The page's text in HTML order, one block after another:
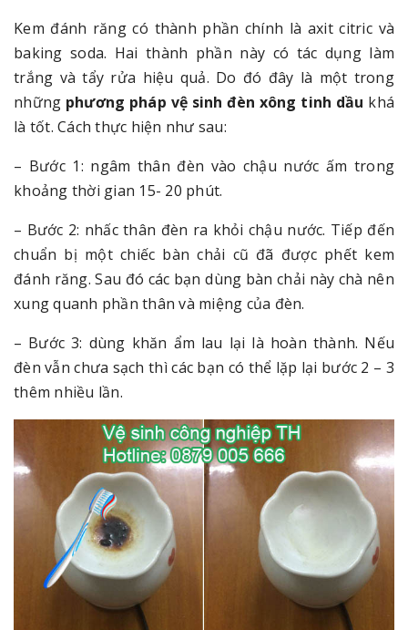
Kem đánh răng có thành phần chính là axit citric và
baking soda. Hai thành phần này có tác dụng làm
trắng và tẩy rửa hiệu quả. Do đó đây là một trong
những phương pháp vệ sinh đèn xông tinh dầu khá
là tốt. Cách thực hiện như sau:
– Bước 1: ngâm thân đèn vào chậu nước ấm trong
khoảng thời gian 15- 20 phút.
– Bước 2: nhấc thân đèn ra khỏi chậu nước. Tiếp đến
chuẩn bị một chiếc bàn chải cũ đã được phết kem
đánh răng. Sau đó các bạn dùng bàn chải này chà nên
xung quanh phần thân và miệng của đèn.
– Bước 3: dùng khăn ẩm lau lại là hoàn thành. Nếu
đèn vẫn chưa sạch thì các bạn có thể lặp lại bước 2 – 3
thêm nhiều lần.